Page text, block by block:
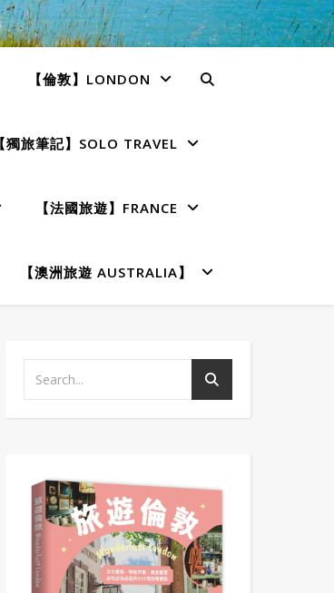
【倫敦】LONDON
【獨旅筆記】SOLO TRAVEL
【法國旅遊】FRANCE
【澳洲旅遊 AUSTRALIA】